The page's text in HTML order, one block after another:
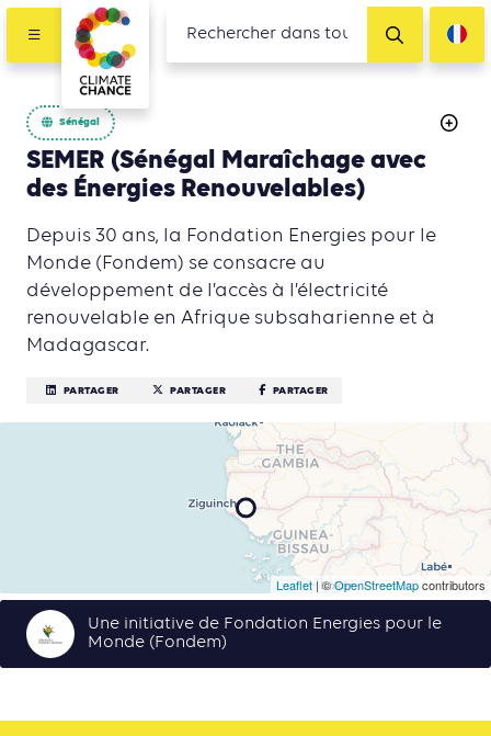
Sénégal
SEMER (Sénégal Maraîchage avec
des Énergies Renouvelables)
Depuis 30 ans, la Fondation Energies pour le
Monde (Fondem) se consacre au
développement de l’accès à l’électricité
renouvelable en Afrique subsaharienne et à
Madagascar.
PARTAGER PARTAGER PARTAGER
Leaflet | ©OpenStreetMapcontributors
Une initiative de Fondation Energies pour le
Monde (Fondem)